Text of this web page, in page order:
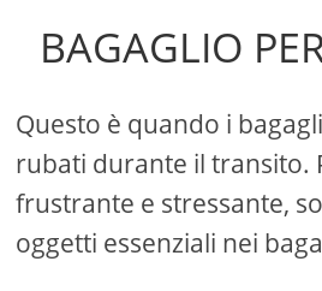
BAGAGLIO
Questo è quando i
rubati durante il transito.
frustrante e stressante,
oggetti essenziali nei